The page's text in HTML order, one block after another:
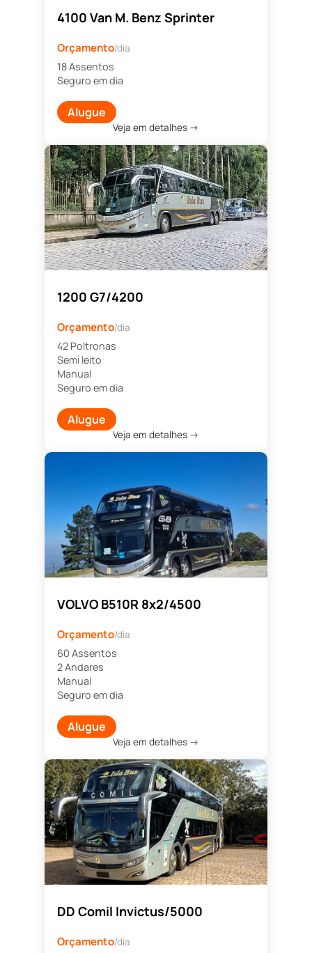
4100 Van M. Benz Sprinter
Orçamento/dia
18 Assentos
Seguro em dia
Alugue
Veja em detalhes →
1200 G7/4200
Orçamento/dia
42 Poltronas
Semi leito
Manual
Seguro em dia
Alugue
Veja em detalhes →
VOLVO B510R 8x2/4500
Orçamento/dia
60 Assentos
2 Andares
Manual
Seguro em dia
Alugue
Veja em detalhes →
DD Comil Invictus/5000
Orçamento/dia